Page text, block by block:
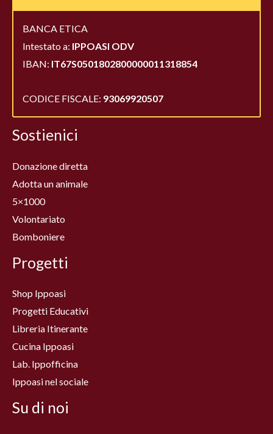
BANCA ETICA
Intestato a: IPPOASI ODV
IBAN: IT67S0501802800000011318854
CODICE FISCALE: 93069920507
Sostienici
Donazione diretta
Adotta un animale
5×1000
Volontariato
Bomboniere
Progetti
Shop Ippoasi
Progetti Educativi
Libreria Itinerante
Cucina Ippoasi
Lab. Ippofficina
Ippoasi nel sociale
Su di noi